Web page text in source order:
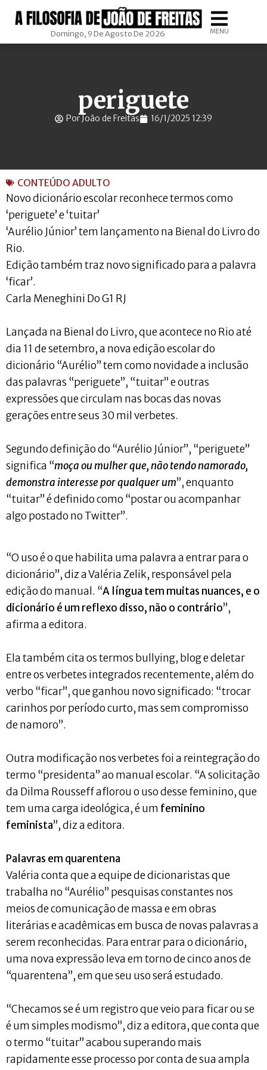
Domingo, 9 De Agosto De 2026 MENU
periguete
Por João de Freitas 16/1/2025 12:39
CONTEÚDO ADULTO
Novo dicionário escolar reconhece termos como
‘periguete’ e ‘tuitar’
‘Aurélio Júnior’ tem lançamento na Bienal do Livro do
Rio.
Edição também traz novo significado para a palavra
‘ficar’.
Carla Meneghini Do G1 RJ
Lançada na Bienal do Livro, que acontece no Rio até
dia 11 de setembro, a nova edição escolar do
dicionário “Aurélio” tem como novidade a inclusão
das palavras “periguete”, “tuitar” e outras
expressões que circulam nas bocas das novas
gerações entre seus 30 mil verbetes.
Segundo definição do “Aurélio Júnior”, “periguete”
significa “moça ou mulher que, não tendo namorado,
demonstra interesse por qualquer um”, enquanto
“tuitar” é definido como “postar ou acompanhar
algo postado no Twitter”.
“O uso é o que habilita uma palavra a entrar para o
dicionário”, diz a Valéria Zelik, responsável pela
edição do manual. “A língua tem muitas nuances, e o
dicionário é um reflexo disso, não o contrário”,
afirma a editora.
Ela também cita os termos bullying, blog e deletar
entre os verbetes integrados recentemente, além do
verbo “ficar”, que ganhou novo significado: “trocar
carinhos por período curto, mas sem compromisso
de namoro”.
Outra modificação nos verbetes foi a reintegração do
termo “presidenta” ao manual escolar. “A solicitação
da Dilma Rousseff aflorou o uso desse feminino, que
tem uma carga ideológica, é um feminino
feminista”, diz a editora.
Palavras em quarentena
Valéria conta que a equipe de dicionaristas que
trabalha no “Aurélio” pesquisas constantes nos
meios de comunicação de massa e em obras
literárias e acadêmicas em busca de novas palavras a
serem reconhecidas. Para entrar para o dicionário,
uma nova expressão leva em torno de cinco anos de
“quarentena”, em que seu uso será estudado.
“Checamos se é um registro que veio para ficar ou se
é um simples modismo”, diz a editora, que conta que
o termo “tuitar” acabou superando mais
rapidamente esse processo por conta de sua ampla